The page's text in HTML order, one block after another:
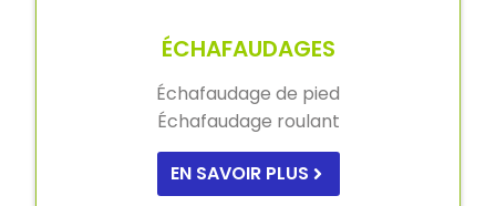
ÉCHAFAUDAGES
Échafaudage de pied
Échafaudage roulant
EN SAVOIR PLUS